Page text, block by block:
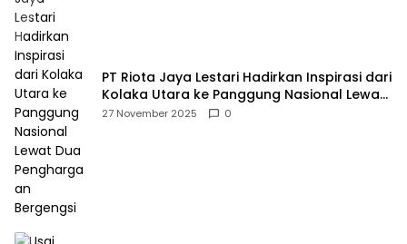
PT Riota Jaya Lestari Hadirkan Inspirasi dari
Kolaka Utara ke Panggung Nasional Lewat
Dua Penghargaan Bergengsi
27 November 2025 0